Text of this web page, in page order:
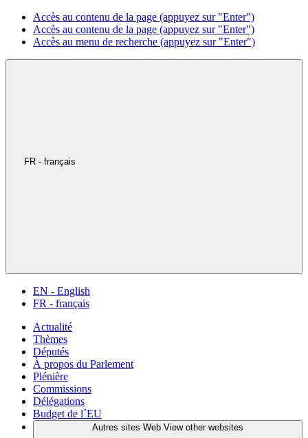
Accès au contenu de la page (appuyez sur "Enter")
Accès au contenu de la page (appuyez sur "Enter")
Accès au menu de recherche (appuyez sur "Enter")
FR - français
EN - English
FR - français
Actualité
Thèmes
Députés
À propos du Parlement
Plénière
Commissions
Délégations
Budget de l´EU
Autres sites Web View other websites